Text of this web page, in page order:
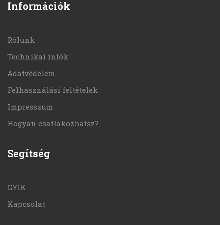
Információk
Rólunk
Technikai infók
Adatvédelem
Felhasználási feltételek
Impresszum
Hogyan csatlakozhatsz?
Segítség
GYIK
Kapcsolat